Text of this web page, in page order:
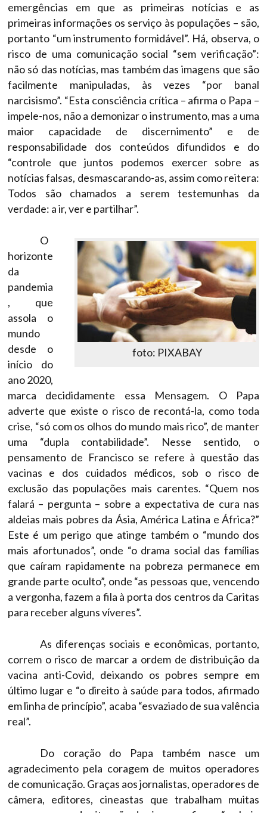
emergências em que as primeiras notícias e as
primeiras informações os serviço às populações – são,
portanto “um instrumento formidável”. Há, observa, o
risco de uma comunicação social “sem verificação”:
não só das notícias, mas também das imagens que são
facilmente manipuladas, às vezes “por banal
narcisismo”. “Esta consciência crítica – afirma o Papa –
impele-nos, não a demonizar o instrumento, mas a uma
maior capacidade de discernimento” e de
responsabilidade dos conteúdos difundidos e do
“controle que juntos podemos exercer sobre as
notícias falsas, desmascarando-as, assim como reitera:
Todos são chamados a serem testemunhas da
verdade: a ir, ver e partilhar”.
foto: PIXABAY
O
horizonte
da
pandemia
, que
assola o
mundo
desde o
início do
ano 2020,
marca decididamente essa Mensagem. O Papa
adverte que existe o risco de recontá-la, como toda
crise, “só com os olhos do mundo mais rico”, de manter
uma “dupla contabilidade”. Nesse sentido, o
pensamento de Francisco se refere à questão das
vacinas e dos cuidados médicos, sob o risco de
exclusão das populações mais carentes. “Quem nos
falará – pergunta – sobre a expectativa de cura nas
aldeias mais pobres da Ásia, América Latina e África?”
Este é um perigo que atinge também o “mundo dos
mais afortunados”, onde “o drama social das famílias
que caíram rapidamente na pobreza permanece em
grande parte oculto”, onde “as pessoas que, vencendo
a vergonha, fazem a fila à porta dos centros da Caritas
para receber alguns víveres”.
As diferenças sociais e econômicas, portanto,
correm o risco de marcar a ordem de distribuição da
vacina anti-Covid, deixando os pobres sempre em
último lugar e “o direito à saúde para todos, afirmado
em linha de princípio”, acaba “esvaziado de sua valência
real”.
Do coração do Papa também nasce um
agradecimento pela coragem de muitos operadores
de comunicação. Graças aos jornalistas, operadores de
câmera, editores, cineastas que trabalham muitas